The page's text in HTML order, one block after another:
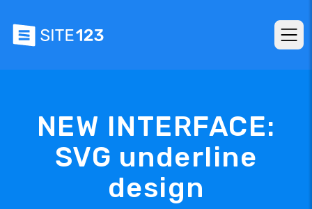
NEW INTERFACE:
SVG underline
design